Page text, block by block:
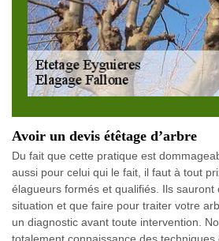
Avoir un devis étêtage d’arbre
Du fait que cette pratique est
aussi pour celui qui le fait, il faut à tout
élagueurs formés et qualifiés. Ils sauront
situation et que faire pour traiter votre
un diagnostic avant toute intervention.